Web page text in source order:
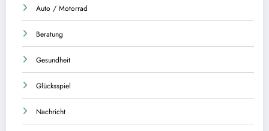
Auto / Motorrad
Beratung
Gesundheit
Glücksspiel
Nachricht